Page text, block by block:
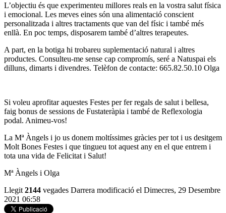
L’objectiu és que experimenteu millores reals en la vostra salut física
i emocional. Les meves eines són una alimentació conscient
personalitzada i altres tractaments que van del físic i també més
enllà. En poc temps, disposarem també d’altres terapeutes.
A part, en la botiga hi trobareu suplementació natural i altres
productes. Consulteu-me sense cap compromís, seré a Natuspai els
dilluns, dimarts i divendres. Telèfon de contacte: 665.82.50.10 Olga
Si voleu aprofitar aquestes Festes per fer regals de salut i bellesa,
faig bonus de sessions de Fustateràpia i també de Reflexologia
podal. Animeu-vos!
La Mª Àngels i jo us donem moltíssimes gràcies per tot i us desitgem
Molt Bones Festes i que tingueu tot aquest any en el que entrem i
tota una vida de Felicitat i Salut!
Mª Àngels i Olga
Llegit 2144 vegades Darrera modificació el Dimecres, 29 Desembre
2021 06:58